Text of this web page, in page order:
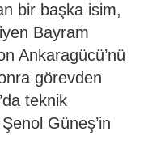
bir başka isim,
Bayram
Ankaragücü’nü
görevden
teknik
Güneş’in